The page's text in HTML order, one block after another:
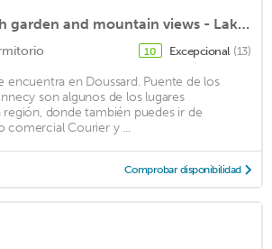
Quiet studio with garden and mountain views - Lake Annecy
10 Excepcional (13)
encuentra en Doussard. Puente de los
son algunos de los lugares
donde también puedes ir de
comercial Courier y ...
Comprobar disponibilidad